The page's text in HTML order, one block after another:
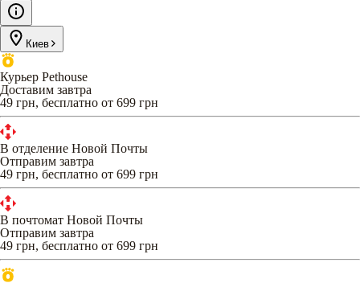
Киев
Курьер Pethouse
Доставим завтра
49 грн, бесплатно от 699 грн
В отделение Новой Почты
Отправим завтра
49 грн, бесплатно от 699 грн
В почтомат Новой Почты
Отправим завтра
49 грн, бесплатно от 699 грн